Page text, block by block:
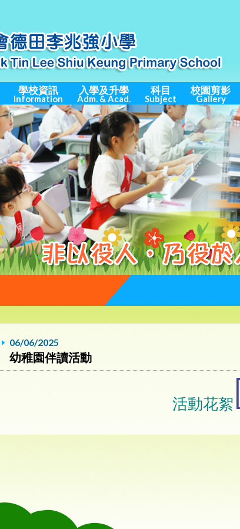
學校資訊
Information
入學及升學
Adm. & Acad.
科目
Subject
校園剪影
Gallery
06/06/2025
幼稚園伴讀活動
活動花絮